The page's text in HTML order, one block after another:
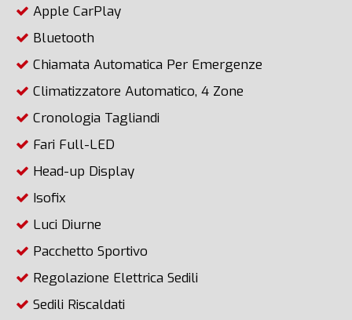
Apple CarPlay
Bluetooth
Chiamata Automatica Per Emergenze
Climatizzatore Automatico, 4 Zone
Cronologia Tagliandi
Fari Full-LED
Head-up Display
Isofix
Luci Diurne
Pacchetto Sportivo
Regolazione Elettrica Sedili
Sedili Riscaldati